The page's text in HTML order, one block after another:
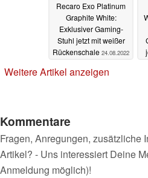
Recaro Exo Platinum
Graphite White:
Exklusiver Gaming-
Stuhl jetzt mit weißer
Rückenschale 24.08.2022
Weitere Artikel anzeigen
Kommentare
Fragen, Anregungen, zusätzliche
Artikel? - Uns interessiert Deine
Anmeldung möglich)!